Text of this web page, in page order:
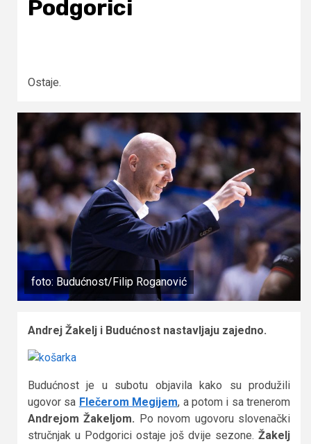
Podgorici
Ostaje.
foto: Budućnost/Filip Roganović
Andrej Žakelj i Budućnost nastavljaju zajedno.
Budućnost je u subotu objavila kako su produžili
ugovor sa Flečerom Megijem, a potom i sa trenerom
Andrejom Žakeljom. Po novom ugovoru slovenački
stručnjak u Podgorici ostaje još dvije sezone. Žakelj